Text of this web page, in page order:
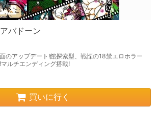
バドーン
のアップデート!館探索型、戦慄の18禁エロホラー
ルチエンディング搭載!
買いに行く